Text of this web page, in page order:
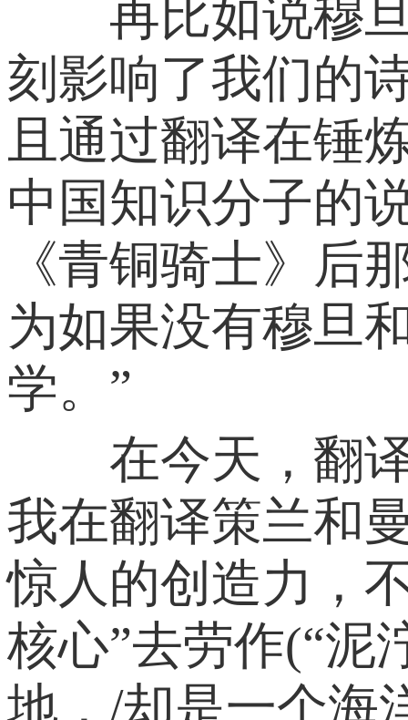
再比如说穆旦
刻影响了我们的
且通过翻译在锤
中国知识分子的
《青铜骑士》后
为如果没有穆旦
学。”
在今天，翻译
我在翻译策兰和
惊人的创造力，
核心”去劳作(“泥
地，/却是一个海